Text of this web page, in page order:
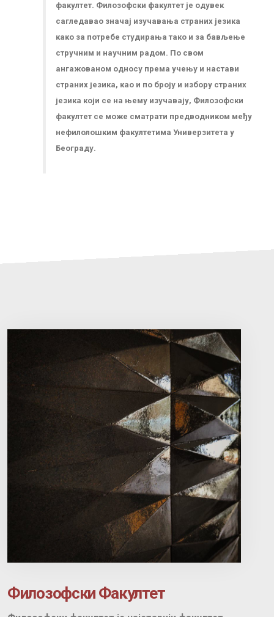
факултет. Филозофски факултет је одувек
сагледавао значај изучавања страних језика
како за потребе студирања тако и за бављење
стручним и научним радом. По свом
ангажованом односу према учењу и настави
страних језика, као и по броју и избору страних
језика који се на њему изучавају, Филозофски
факултет се може сматрати предводником међу
нефилолошким факултетима Универзитета у
Београду.
Филозофски Факултет